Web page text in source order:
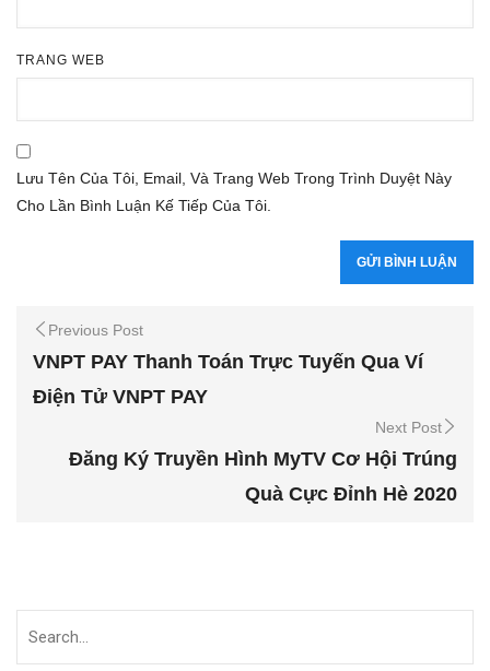
TRANG WEB
Lưu Tên Của Tôi, Email, Và Trang Web Trong Trình Duyệt Này
Cho Lần Bình Luận Kế Tiếp Của Tôi.
Previous Post
VNPT PAY Thanh Toán Trực Tuyến Qua Ví
Điện Tử VNPT PAY
Next Post
Đăng Ký Truyền Hình MyTV Cơ Hội Trúng
Quà Cực Đỉnh Hè 2020